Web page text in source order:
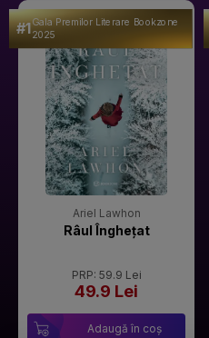
#1Gala Premilor Literare Bookzone
2025
Ariel Lawhon
Râul Înghețat
PRP: 59.9 Lei
49.9 Lei
Adaugă în coș